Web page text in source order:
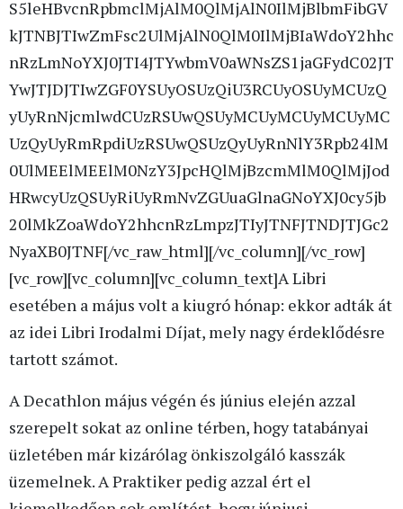
S5leHBvcnRpbmclMjAlM0QlMjAlN0IlMjBlbmFibGV
kJTNBJTIwZmFsc2UlMjAlN0QlM0IlMjBIaWdoY2hhc
nRzLmNoYXJ0JTI4JTYwbmV0aWNsZS1jaGFydC02JT
YwJTJDJTIwZGF0YSUyOSUzQiU3RCUyOSUyMCUzQ
yUyRnNjcmlwdCUzRSUwQSUyMCUyMCUyMCUyMC
UzQyUyRmRpdiUzRSUwQSUzQyUyRnNlY3Rpb24lM
0UlMEElMEElM0NzY3JpcHQlMjBzcmMlM0QlMjJod
HRwcyUzQSUyRiUyRmNvZGUuaGlnaGNoYXJ0cy5jb
20lMkZoaWdoY2hhcnRzLmpzJTIyJTNFJTNDJTJGc2
NyaXB0JTNF[/vc_raw_html][/vc_column][/vc_row]
[vc_row][vc_column][vc_column_text]A Libri
esetében a május volt a kiugró hónap: ekkor adták át
az idei Libri Irodalmi Díjat, mely nagy érdeklődésre
tartott számot.
A Decathlon május végén és június elején azzal
szerepelt sokat az online térben, hogy tatabányai
üzletében már kizárólag önkiszolgáló kasszák
üzemelnek. A Praktiker pedig azzal ért el